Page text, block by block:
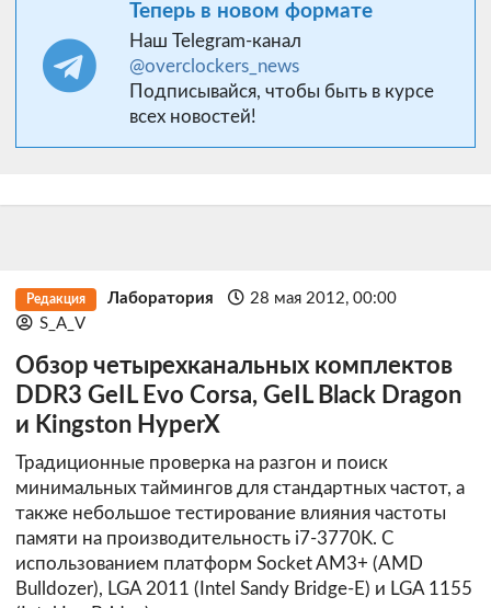
Теперь в новом формате
Наш Telegram-канал
@overclockers_news
Подписывайся, чтобы быть в курсе
всех новостей!
Редакция Лаборатория
28 мая 2012, 00:00
S_A_V
Обзор четырехканальных комплектов
DDR3 GeIL Evo Corsa, GeIL Black Dragon
и Kingston HyperX
Традиционные проверка на разгон и поиск
минимальных таймингов для стандартных частот, а
также небольшое тестирование влияния частоты
памяти на производительность i7-3770K. С
использованием платформ Socket AM3+ (AMD
Bulldozer), LGA 2011 (Intel Sandy Bridge-E) и LGA 1155